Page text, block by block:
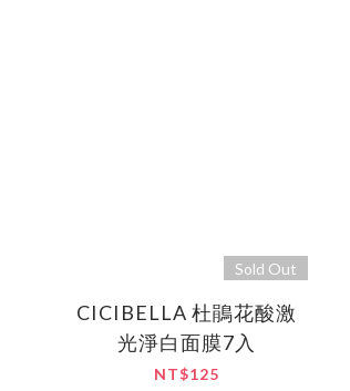
Sold Out
CICIBELLA 杜鵑花酸激
光淨白面膜7入
NT$125